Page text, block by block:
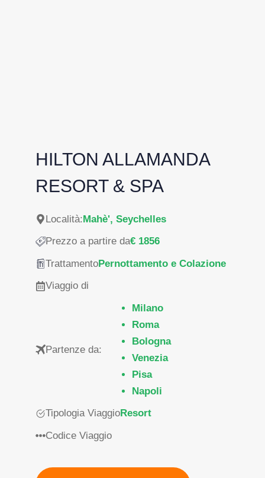
HILTON ALLAMANDA
RESORT & SPA
Località:Mahè', Seychelles
Prezzo a partire da€ 1856
TrattamentoPernottamento e Colazione
Viaggio di
Partenze da:
Milano
Roma
Bologna
Venezia
Pisa
Napoli
Tipologia ViaggioResort
Codice Viaggio